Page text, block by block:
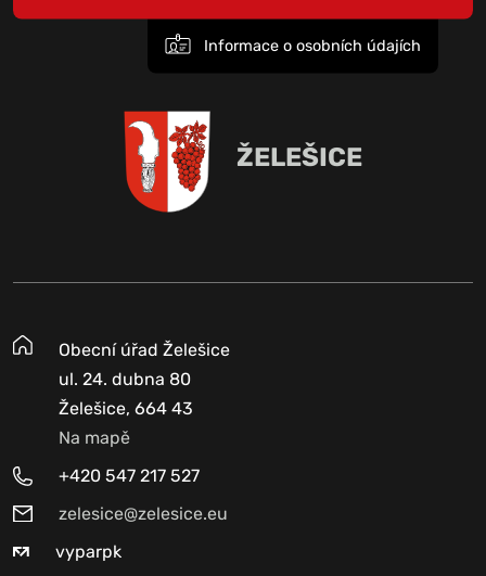
Informace o osobních údajích
ŽELEŠICE
Obecní úřad Želešice
ul. 24. dubna 80
Želešice, 664 43
Na mapě
+420 547 217 527
zelesice@zelesice.eu
vyparpk